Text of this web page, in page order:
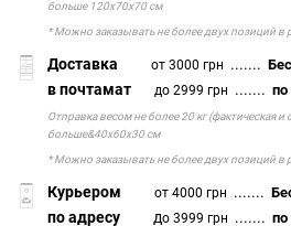
больше 120х70х70 см
* Можно заказывать не более двух позиций в
Доставка от 3000 грн .......
в почтамат до 2999 грн .......
Отправка весом не более 20 кг (фактическая
больше&40х60х30 см
* Можно заказывать не более двух позиций в
Курьером от 4000 грн .......
по адресу до 3999 грн .......